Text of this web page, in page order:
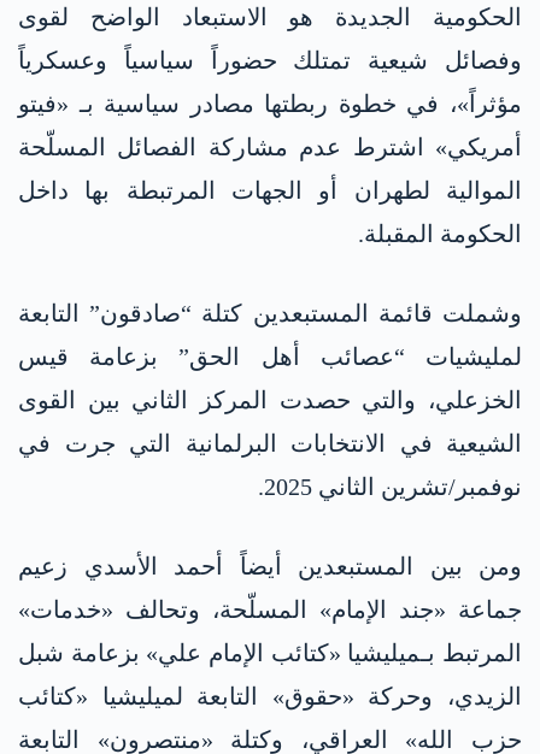
الحكومية الجديدة هو الاستبعاد الواضح لقوى
وفصائل شيعية تمتلك حضوراً سياسياً وعسكرياً
مؤثراً»، في خطوة ربطتها مصادر سياسية بـ «فيتو
أمريكي» اشترط عدم مشاركة الفصائل المسلّحة
الموالية لطهران أو الجهات المرتبطة بها داخل
الحكومة المقبلة.
وشملت قائمة المستبعدين كتلة “صادقون” التابعة
لمليشيات “عصائب أهل الحق” بزعامة قيس
الخزعلي، والتي حصدت المركز الثاني بين القوى
الشيعية في الانتخابات البرلمانية التي جرت في
نوفمبر/تشرين الثاني 2025.
ومن بين المستبعدين أيضاً أحمد الأسدي زعيم
جماعة «جند الإمام» المسلّحة، وتحالف «خدمات»
المرتبط بـميليشيا «كتائب الإمام علي» بزعامة شبل
الزيدي، وحركة «حقوق» التابعة لميليشيا «كتائب
حزب الله» العراقي، وكتلة «منتصرون» التابعة